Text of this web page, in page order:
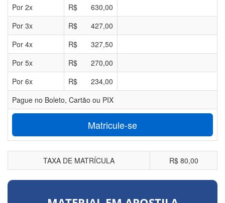
Por 2x R$
630,00
Por 3x R$
427,00
Por 4x R$
327,50
Por 5x R$
270,00
Por 6x R$
234,00
Pague no Boleto, Cartão ou PIX
Matricule-se
TAXA DE MATRÍCULA R$ 80,00